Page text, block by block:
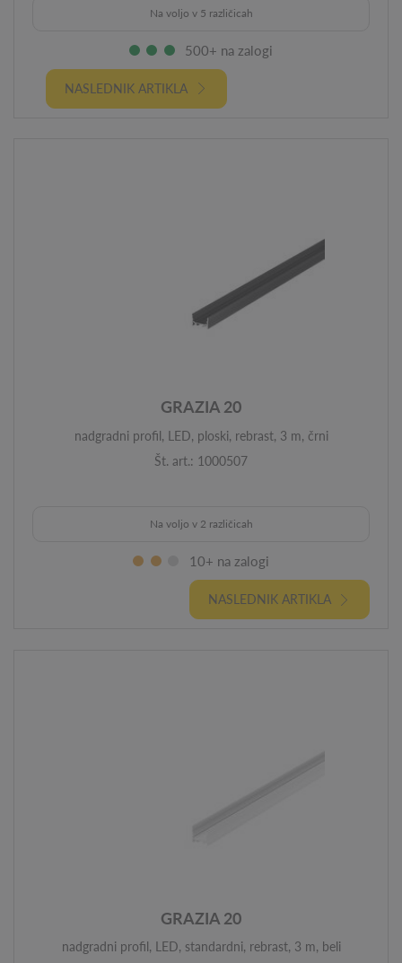
Na voljo v 5 različicah
500+ na zalogi
NASLEDNIK ARTIKLA
GRAZIA 20
nadgradni profil, LED, ploski, rebrast, 3 m, črni
Št. art.: 1000507
Na voljo v 2 različicah
10+ na zalogi
NASLEDNIK ARTIKLA
GRAZIA 20
nadgradni profil, LED, standardni, rebrast, 3 m, beli